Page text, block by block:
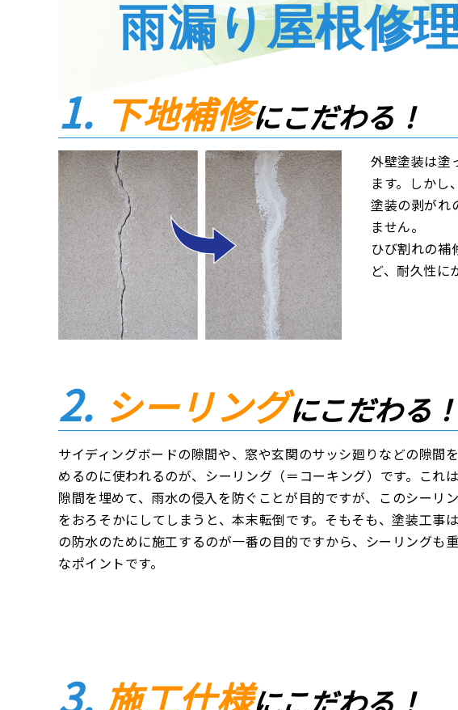
雨漏り屋根修
下地補修にこだわる！
外壁塗装は塗
ます。しかし
塗装の剥がれ
ません。
ひび割れの補
ど、耐久性に
シーリングにこだわる！
サイディングボードの隙間や、窓や玄関のサッシ廻りなどの隙間
めるのに使われるのが、シーリング（＝コーキング）です。これは
隙間を埋めて、雨水の侵入を防ぐことが目的ですが、このシーリ
をおろそかにしてしまうと、本末転倒です。そもそも、塗装工事
の防水のために施工するのが一番の目的ですから、シーリングも
なポイントです。
施工仕様にこだわる！